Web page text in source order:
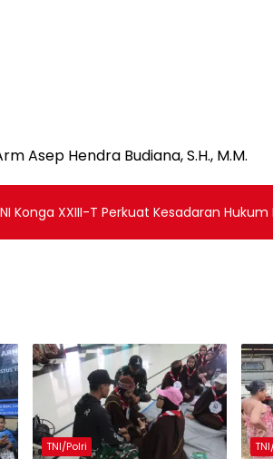
Asep Hendra Budiana, S.H., M.M.
Konga XXIII-T Perkuat Kesadaran
TNI/Polri